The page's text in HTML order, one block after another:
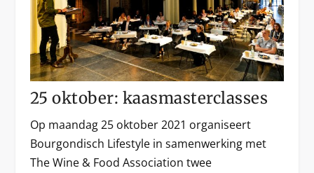
25 oktober: kaasmasterclasses
Op maandag 25 oktober 2021 organiseert
Bourgondisch Lifestyle in samenwerking met
The Wine & Food Association twee